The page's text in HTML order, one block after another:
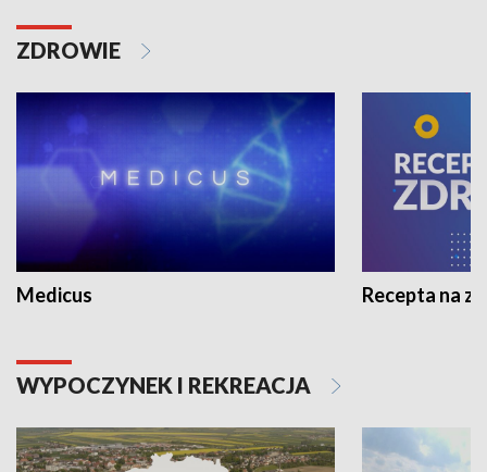
ZDROWIE
Medicus Recepta na
WYPOCZYNEK I REKREACJA